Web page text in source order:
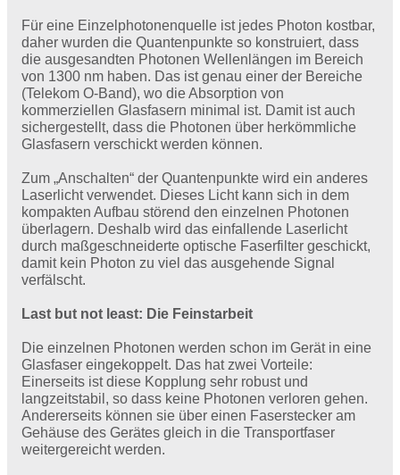
Für eine Einzelphotonenquelle ist jedes Photon kostbar,
daher wurden die Quantenpunkte so konstruiert, dass
die ausgesandten Photonen Wellenlängen im Bereich
von 1300 nm haben. Das ist genau einer der Bereiche
(Telekom O-Band), wo die Absorption von
kommerziellen Glasfasern minimal ist. Damit ist auch
sichergestellt, dass die Photonen über herkömmliche
Glasfasern verschickt werden können.
Zum „Anschalten“ der Quantenpunkte wird ein anderes
Laserlicht verwendet. Dieses Licht kann sich in dem
kompakten Aufbau störend den einzelnen Photonen
überlagern. Deshalb wird das einfallende Laserlicht
durch maßgeschneiderte optische Faserfilter geschickt,
damit kein Photon zu viel das ausgehende Signal
verfälscht.
Last but not least: Die Feinstarbeit
Die einzelnen Photonen werden schon im Gerät in eine
Glasfaser eingekoppelt. Das hat zwei Vorteile:
Einerseits ist diese Kopplung sehr robust und
langzeitstabil, so dass keine Photonen verloren gehen.
Andererseits können sie über einen Faserstecker am
Gehäuse des Gerätes gleich in die Transportfaser
weitergereicht werden.